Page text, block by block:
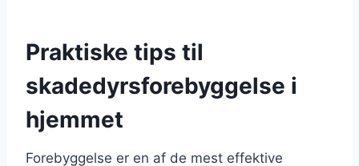
Praktiske tips til
skadedyrsforebyggelse i
hjemmet
Forebyggelse er en af de mest effektive